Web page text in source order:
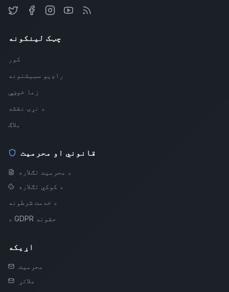
چټک لینکونه
کور
راډیو سټیشنونه
زما خوښې
د نړۍ نقشه
بلاګ
قانوني او محرمیت
د محرمیت تګلاره
د کوکي تګلاره
د خدمت شرطونه
د GDPR حقونه
اړیکه
محرمیت
ملاتړ